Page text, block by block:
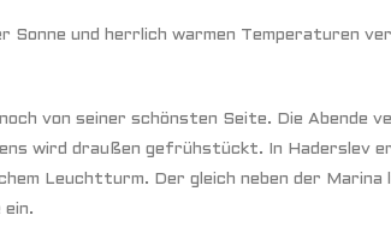
Sonne und herrlich warmen Temperaturen
von seiner schönsten Seite. Die Abende
wird draußen gefrühstückt. In Haderslev
Leuchtturm. Der gleich neben der Marina
ein.